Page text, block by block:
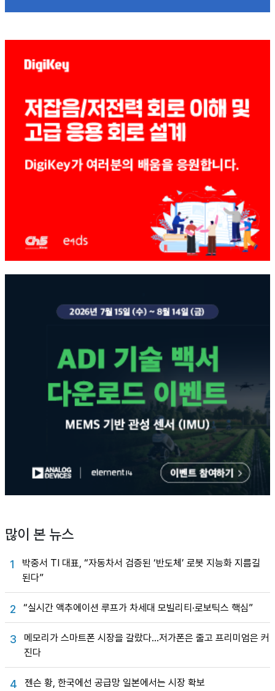
많이 본 뉴스
1
박중서 TI 대표, “자동차서 검증된 ‘반도체’ 로봇 지능화 지름길
된다”
2 “실시간 액추에이션 루프가 차세대 모빌리티·로보틱스 핵심”
3
메모리가 스마트폰 시장을 갈랐다…저가폰은 줄고 프리미엄은 커
진다
4 젠슨 황, 한국에선 공급망 일본에서는 시장 확보